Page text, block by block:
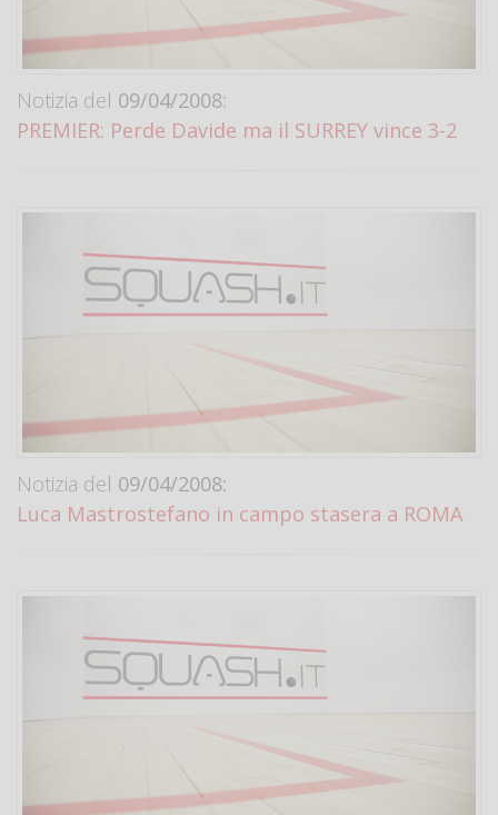
Notizia del 09/04/2008:
PREMIER: Perde Davide ma il SURREY vince 3-2
Notizia del 09/04/2008:
Luca Mastrostefano in campo stasera a ROMA